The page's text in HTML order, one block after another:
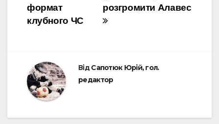
розгромити Алавес
формат
клубного ЧС
ВідСапотюк Юрій, гол.
редактор